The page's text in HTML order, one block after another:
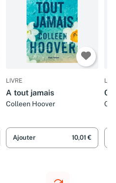
LIVRE
A tout jamais
Colleen Hoover
Ajouter 10,01 €